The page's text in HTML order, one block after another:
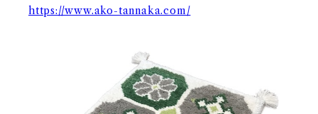
https://www.ako-tannaka.com/